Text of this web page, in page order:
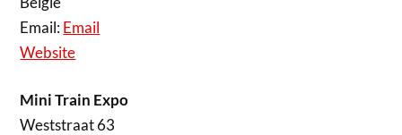
Email:Email
Website
Mini Train Expo
Weststraat 63